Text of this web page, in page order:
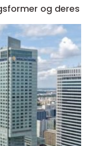
og deres